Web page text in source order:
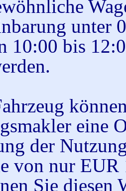
unter
10:00 bis
eine
der
von nur
Sie diesen